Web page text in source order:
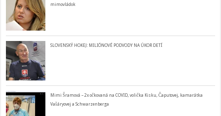
mimovládok
SLOVENSKÝ HOKEJ: MILIÓNOVÉ PODVODY NA ÚKOR DETÍ
Mimi Šramová – 2x očkovaná na COVID, volička Kisku, Čaputovej, kamarátka
Vašáryovej a Schwarzenberga